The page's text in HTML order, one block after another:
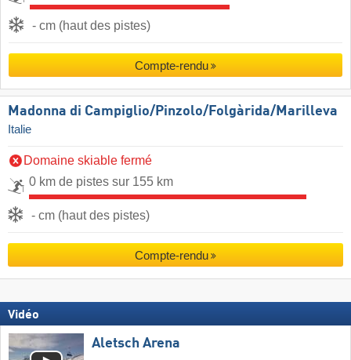
- cm (haut des pistes)
Compte-rendu
Madonna di Campiglio/​Pinzolo/​Folgàrida/​Marilleva
Italie
Domaine skiable fermé
0 km de pistes sur 155 km
- cm (haut des pistes)
Compte-rendu
Vidéo
Aletsch Arena